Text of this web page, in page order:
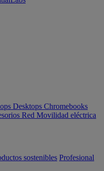
Desktops Chromebooks
Red Movilidad eléctrica
sostenibles Profesional